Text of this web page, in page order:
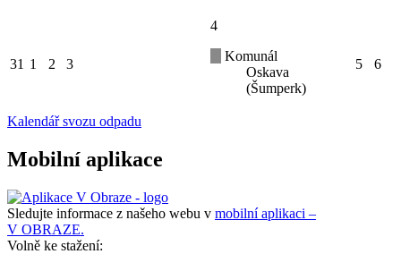
31 1 2 3
4
Komunál
Oskava
(Šumperk)
5 6
Kalendář svozu odpadu
Mobilní aplikace
Sledujte informace z našeho webu v mobilní aplikaci –
V OBRAZE.
Volně ke stažení: